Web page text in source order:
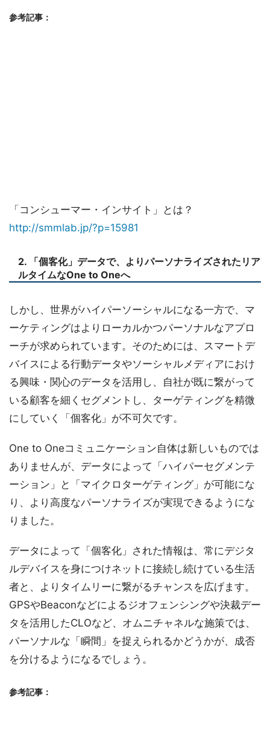
参考記事：
「コンシューマー・インサイト」とは？
http://smmlab.jp/?p=15981
2. 「個客化」データで、よりパーソナライズされたリア
ルタイムなOne to Oneへ
しかし、世界がハイパーソーシャルになる一方で、マ
ーケティングはよりローカルかつパーソナルなアプロ
ーチが求められています。そのためには、スマートデ
バイスによる行動データやソーシャルメディアにおけ
る興味・関心のデータを活用し、自社が既に繋がって
いる顧客を細くセグメントし、ターゲティングを精微
にしていく「個客化」が不可欠です。
One to Oneコミュニケーション自体は新しいものでは
ありませんが、データによって「ハイパーセグメンテ
ーション」と「マイクロターゲティング」が可能にな
り、より高度なパーソナライズが実現できるようにな
りました。
データによって「個客化」された情報は、常にデジタ
ルデバイスを身につけネットに接続し続けている生活
者と、よりタイムリーに繋がるチャンスを広げます。
GPSやBeaconなどによるジオフェンシングや決裁デー
タを活用したCLOなど、オムニチャネルな施策では、
パーソナルな「瞬間」を捉えられるかどうかが、成否
を分けるようになるでしょう。
参考記事：